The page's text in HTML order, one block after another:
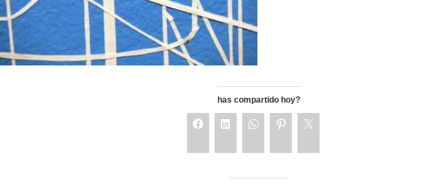
has compartido hoy?